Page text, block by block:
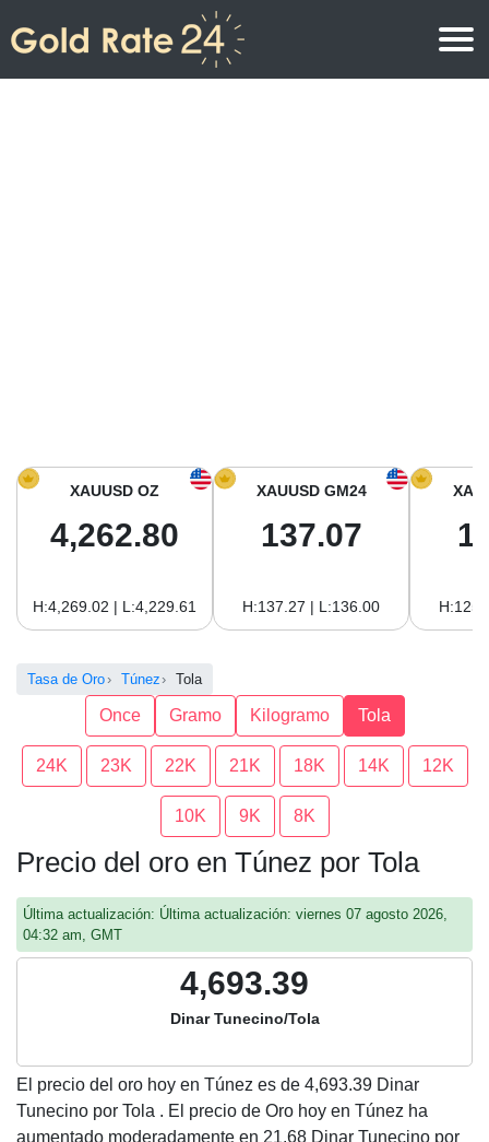
Precio del Oro hoy en América del sur
XAUUSD OZ
4,262.80
H:4,269.02 | L:4,229.61
XAUUSD GM24
137.07
H:137.27 | L:136.00
Tasa de Oro Túnez Tola
Once Gramo Kilogramo Tola
24K 23K 22K 21K 18K 14K 12K
10K 9K 8K
Precio del oro en Túnez por Tola
Última actualización: Última actualización: viernes 07 agosto 2026,
04:32 am, GMT
4,693.39
Dinar Tunecino/Tola
El precio del oro hoy en Túnez es de 4,693.39 Dinar
Tunecino por Tola . El precio de Oro hoy en Túnez ha
aumentado moderadamente en 21.68 Dinar Tunecino por